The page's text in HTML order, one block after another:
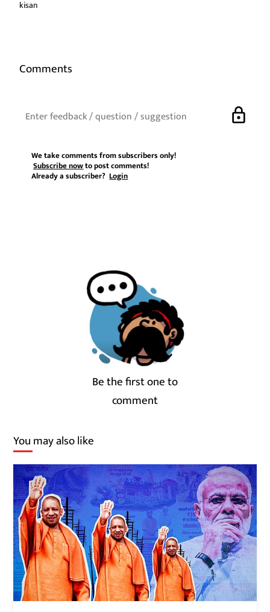
kisan
Comments
lock
We take comments from subscribers only!
Subscribe nowto post comments!
Already a subscriber?Login
Be the first one to
comment
You may also like